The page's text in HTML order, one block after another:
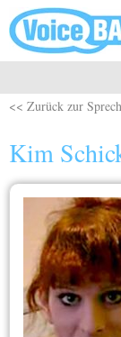
Direkt zum Inhalt
<< Zurück zur
Kim